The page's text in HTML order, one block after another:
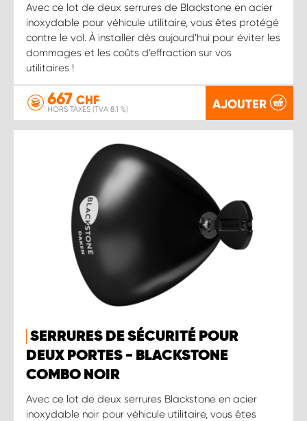
Avec ce lot de deux serrures de Blackstone en acier
inoxydable pour véhicule utilitaire, vous êtes protégé
contre le vol. À installer dès aujourd’hui pour éviter les
dommages et les coûts d’effraction sur vos
utilitaires !
667 CHF
HORS TAXES (TVA 8.1 %) AJOUTER
SERRURES DE SÉCURITÉ POUR
DEUX PORTES - BLACKSTONE
COMBO NOIR
Avec ce lot de deux serrures Blackstone en acier
inoxydable noir pour véhicule utilitaire, vous êtes